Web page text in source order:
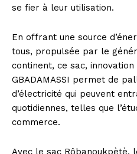
se fier à leur utilisation.
En offrant une source
tous, propulsée par le
continent, ce sac, innovation
GBADAMASSI permet de
d’électricité qui peuvent
quotidiennes, telles que
commerce.
Avec le sac Rôbanoukpètè,